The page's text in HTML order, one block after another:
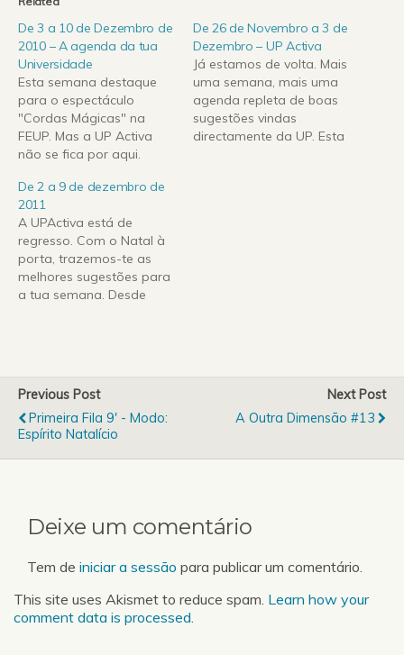
De 3 a 10 de Dezembro de
2010 – A agenda da tua
Universidade
Esta semana destaque
para o espectáculo
"Cordas Mágicas" na
FEUP. Mas a UP Activa
não se fica por aqui.
desde as segundas
Jornadas de
Humanização do Hospital
de São João até ao
Workshop “Oficina da
Sopa” da FCNAUP, tudo
o que acontece na
De 26 de Novembro a 3 de
Dezembro – UP Activa
Já estamos de volta. Mais
uma semana, mais uma
agenda repleta de boas
sugestões vindas
directamente da UP. Esta
De 2 a 9 de dezembro de
2011
A UPActiva está de
regresso. Com o Natal à
porta, trazemos-te as
melhores sugestões para
a tua semana. Desde
começamos a desvendar
as festas académicas
que inundam o mês de
dezembro em todas as
faculdades da UP. …
Previous Post
Primeira Fila 9' - Modo:
Espírito Natalício
Next Post
A Outra Dimensão #13
Deixe um comentário
Tem de iniciar a sessão para publicar um comentário.
This site uses Akismet to reduce spam. Learn how your
comment data is processed.